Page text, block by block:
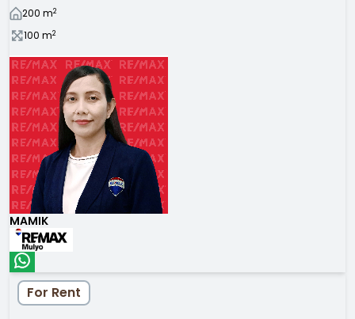
200 m2
100 m2
MAMIK
For Rent